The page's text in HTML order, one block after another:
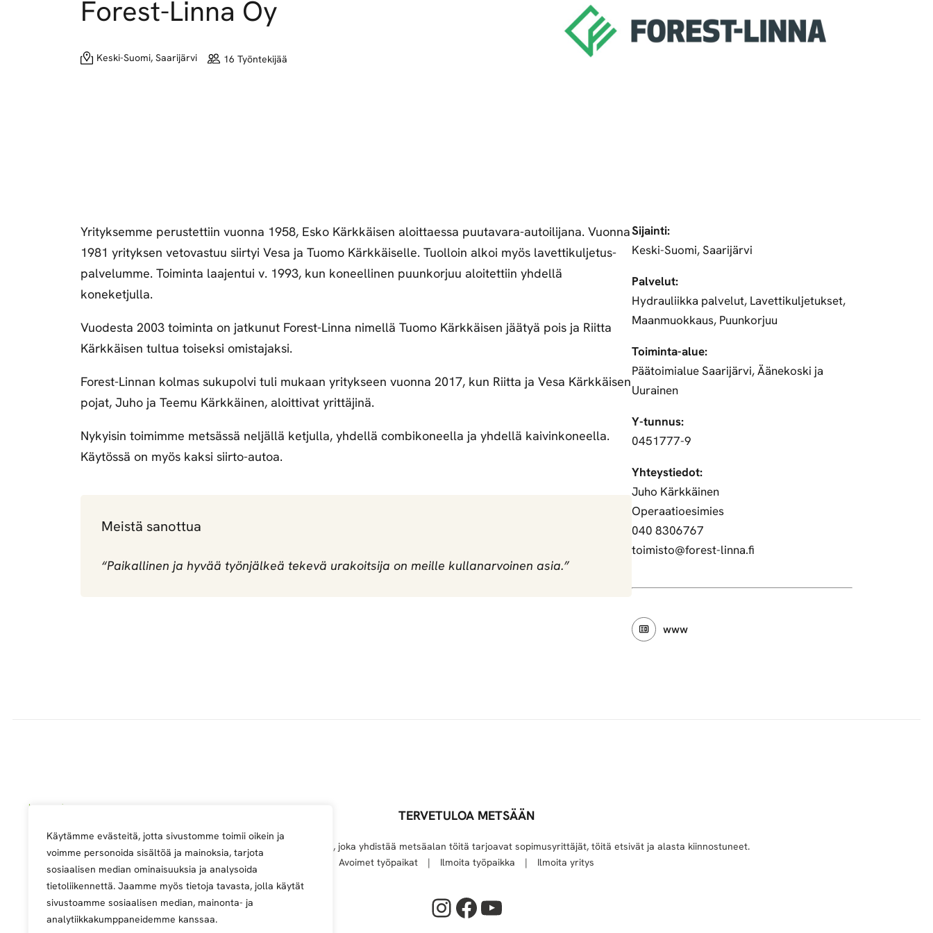
Käytämme evästeitä, jotta sivustomme toimii oikein ja
voimme personoida sisältöä ja mainoksia, tarjota
sosiaalisen median ominaisuuksia ja analysoida
tietoliikennettä. Jaamme myös tietoja tavasta, jolla käytät
sivustoamme sosiaalisen median, mainonta- ja
analytiikkakumppaneidemme kanssaa.
Forest-Linna Oy
Keski-Suomi, Saarijärvi 16 Työntekijää
Yrityksemme perustettiin vuonna 1958, Esko Kärkkäisen aloittaessa puutavara-autoilijana. Vuonna
1981 yrityksen vetovastuu siirtyi Vesa ja Tuomo Kärkkäiselle. Tuolloin alkoi myös lavettikuljetus­
palvelumme. Toiminta laajentui v. 1993, kun koneellinen puunkorjuu aloitettiin yhdellä
koneketjulla.
Vuodesta 2003 toiminta on jatkunut Forest-Linna nimellä Tuomo Kärkkäisen jäätyä pois ja Riitta
Kärkkäisen tultua toiseksi omistajaksi.
Forest-Linnan kolmas sukupolvi tuli mukaan yritykseen vuonna 2017, kun Riitta ja Vesa Kärkkäisen
pojat, Juho ja Teemu Kärkkäinen, aloittivat yrittäjinä.
Nykyisin toimimme metsässä neljällä ketjulla, yhdellä combikoneella ja yhdellä kaivinkoneella.
Käytössä on myös kaksi siirto-autoa.
Meistä sanottua
“Paikallinen ja hyvää työnjälkeä tekevä urakoitsija on meille kullanarvoinen asia.”
Sijainti:
Keski-Suomi, Saarijärvi
Palvelut:
Hydrauliikka palvelut, Lavettikuljetukset,
Maanmuokkaus, Puunkorjuu
Toiminta-alue:
Päätoimialue Saarijärvi, Äänekoski ja
Uurainen
Y-tunnus:
0451777-9
Yhteystiedot:
Juho Kärkkäinen
Operaatioesimies
040 8306767
toimisto@forest-linna.fi
www
TERVETULOA METSÄÄN
Metsä Groupin ylläpitämä palvelu, joka yhdistää metsäalan töitä tarjoavat sopimusyrittäjät, töitä etsivät ja alasta kiinnostuneet.
Avoimet työpaikat
Ilmoita työpaikka Ilmoita yritys
Instagram Facebook YouTube